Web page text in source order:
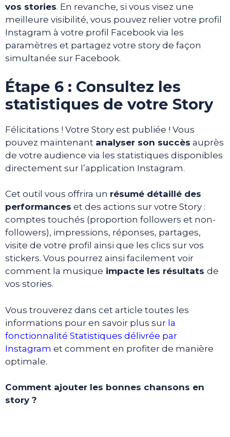
vos stories. En revanche, si vous visez une
meilleure visibilité, vous pouvez relier votre profil
Instagram à votre profil Facebook via les
paramètres et partagez votre story de façon
simultanée sur Facebook.
Étape 6 : Consultez les
statistiques de votre Story
Félicitations ! Votre Story est publiée ! Vous
pouvez maintenant analyser son succès auprès
de votre audience via les statistiques disponibles
directement sur l’application Instagram.
Cet outil vous offrira un résumé détaillé des
performances et des actions sur votre Story :
comptes touchés (proportion followers et non-
followers), impressions, réponses, partages,
visite de votre profil ainsi que les clics sur vos
stickers. Vous pourrez ainsi facilement voir
comment la musique impacte les résultats de
vos stories.
Vous trouverez dans cet article toutes les
informations pour en savoir plus sur la
fonctionnalité Statistiques délivrée par
Instagram et comment en profiter de manière
optimale.
Comment ajouter les bonnes chansons en
story ?